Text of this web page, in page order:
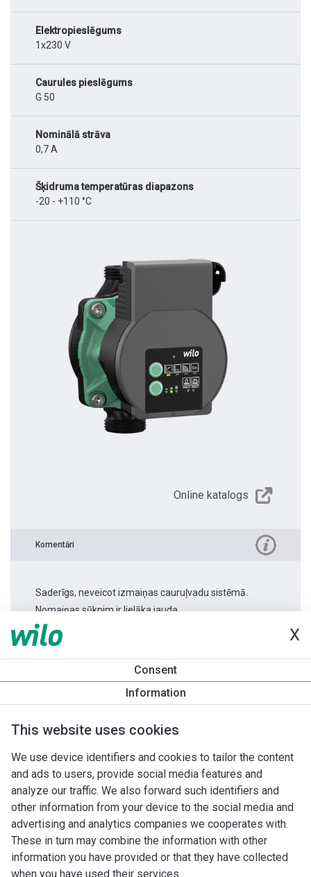
X
Consent
Information
This website uses cookies
We use device identifiers and cookies to tailor the content
and ads to users, provide social media features and
analyze our traffic. We also forward such identifiers and
other information from your device to the social media and
advertising and analytics companies we cooperates with.
These in turn may combine the information with other
information you have provided or that they have collected
when you have used their services.
Elektropieslēgums
1x230 V
Caurules pieslēgums
G 50
Nominālā strāva
0,7 A
Šķidruma temperatūras diapazons
-20 - +110 °C
Online katalogs
Komentāri
Saderīgs, neveicot izmaiņas cauruļvadu sistēmā.
Nomaiņas sūknim ir lielāka jauda.
Produkta informācija
Varios PICO-STG 30/1-8 -180